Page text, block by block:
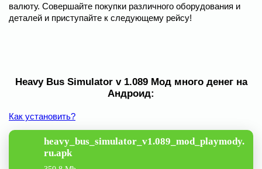
валюту. Совершайте покупки различного оборудования и
деталей и приступайте к следующему рейсу!
Heavy Bus Simulator v 1.089 Мод много денег на
Андроид:
Как установить?
heavy_bus_simulator_v1.089_mod_playmody.
ru.apk